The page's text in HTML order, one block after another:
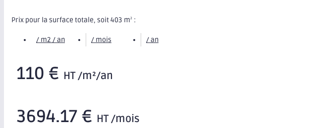
Prix pour la surface totale, soit 403 m2 :
/ m2 / an / mois / an
110 € HT /m²/an
3694.17 € HT /mois